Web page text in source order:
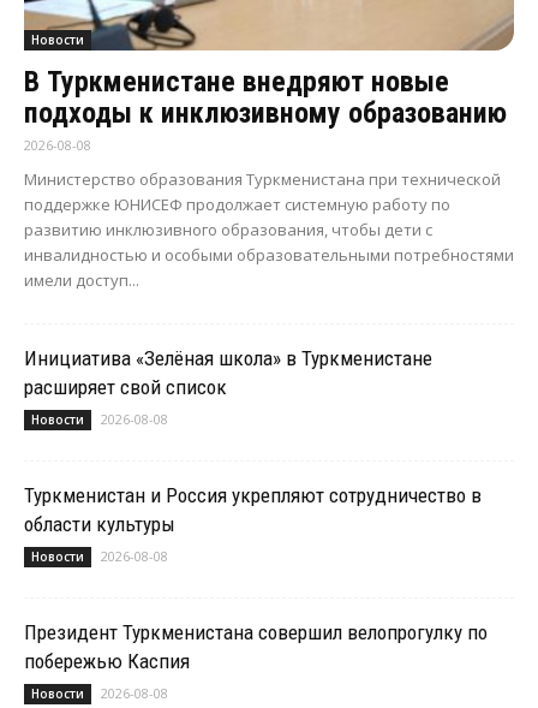
Новости
В Туркменистане внедряют новые
подходы к инклюзивному образованию
2026-08-08
Министерство образования Туркменистана при технической
поддержке ЮНИСЕФ продолжает системную работу по
развитию инклюзивного образования, чтобы дети с
инвалидностью и особыми образовательными потребностями
имели доступ...
Инициатива «Зелёная школа» в Туркменистане
расширяет свой список
Новости 2026-08-08
Туркменистан и Россия укрепляют сотрудничество в
области культуры
Новости 2026-08-08
Президент Туркменистана совершил велопрогулку по
побережью Каспия
Новости 2026-08-08